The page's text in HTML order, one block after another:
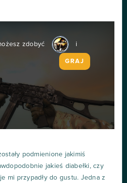
zdobyć i
GRAJ
podmienione jakimiś
jakieś diabełki, czy
mi przypadły do gustu. Jedna z